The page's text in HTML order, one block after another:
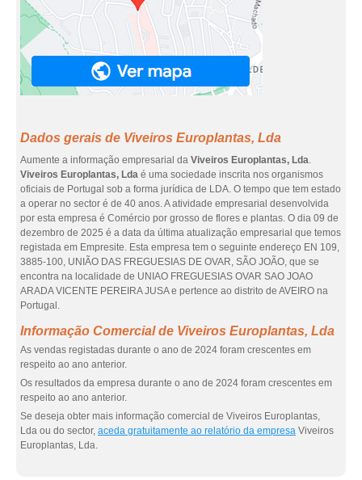
Dados gerais de Viveiros Europlantas, Lda
Aumente a informação empresarial da Viveiros Europlantas, Lda.
Viveiros Europlantas, Lda é uma sociedade inscrita nos organismos
oficiais de Portugal sob a forma jurídica de LDA. O tempo que tem estado
a operar no sector é de 40 anos. A atividade empresarial desenvolvida
por esta empresa é Comércio por grosso de flores e plantas. O dia 09 de
dezembro de 2025 é a data da última atualização empresarial que temos
registada em Empresite. Esta empresa tem o seguinte endereço EN 109,
3885-100, UNIÃO DAS FREGUESIAS DE OVAR, SÃO JOÃO, que se
encontra na localidade de UNIAO FREGUESIAS OVAR SAO JOAO
ARADA VICENTE PEREIRA JUSA e pertence ao distrito de AVEIRO na
Portugal.
Informação Comercial de Viveiros Europlantas, Lda
As vendas registadas durante o ano de 2024 foram crescentes em
respeito ao ano anterior.
Os resultados da empresa durante o ano de 2024 foram crescentes em
respeito ao ano anterior.
Se deseja obter mais informação comercial de Viveiros Europlantas,
Lda ou do sector, aceda gratuitamente ao relatório da empresa Viveiros
Europlantas, Lda.